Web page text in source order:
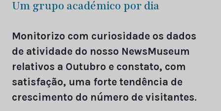
Um grupo académico por dia
Monitorizo com curiosidade os dados
de atividade do nosso NewsMuseum
relativos a Outubro e constato, com
satisfação, uma forte tendência de
crescimento do número de visitantes.